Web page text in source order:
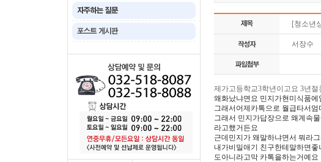
[청소년
서장수
제가고등학교3학년이고요 3년
왜화났냐면요 민지가현미식품
그래서어제카톡으로 월급타서
그래서 민지가답장으로 왜계속
라고했거든요
근데민지가 왜말하냐면서 뭐라
내가비밀애기 친구한테말하면
도아니라고막 카톡을하는거예요